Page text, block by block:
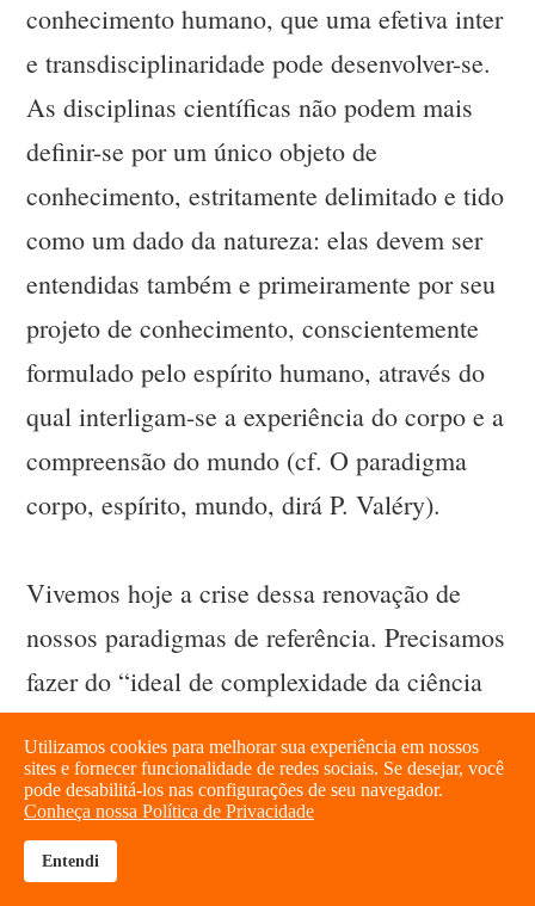
conhecimento humano, que uma efetiva inter
e transdisciplinaridade pode desenvolver-se.
As disciplinas científicas não podem mais
definir-se por um único objeto de
conhecimento, estritamente delimitado e tido
como um dado da natureza: elas devem ser
entendidas também e primeiramente por seu
projeto de conhecimento, conscientemente
formulado pelo espírito humano, através do
qual interligam-se a experiência do corpo e a
compreensão do mundo (cf. O paradigma
corpo, espírito, mundo, dirá P. Valéry).
Vivemos hoje a crise dessa renovação de
nossos paradigmas de referência. Precisamos
fazer do “ideal de complexidade da ciência
solidariedade entre todos os fenômenos”,
lembrou G. Bachelard. Não mais separar o
fazer e o compreender significa também
brightness_high
Utilizamos cookies para melhorar sua experiência em nossos
sites e fornecer funcionalidade de redes sociais. Se desejar, você
pode desabilitá-los nas configurações de seu navegador.
Conheça nossa Política de Privacidade
Entendi